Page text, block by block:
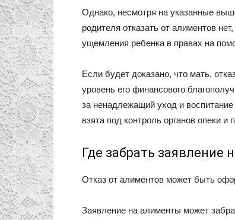
Однако, несмотря на указанные
родителя отказать от алиментов
ущемления ребенка в правах на
Если будет доказано, что мать,
уровень его финансового
за ненадлежащий уход и
взята под контроль органов опеки и
Где забрать заявление
Отказ от алиментов может быть
Заявление на алименты может